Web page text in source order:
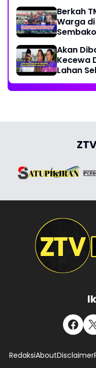
Berkah
Warga
Akan
Kecewa
Lahan
RedaksiAboutDisclaimer